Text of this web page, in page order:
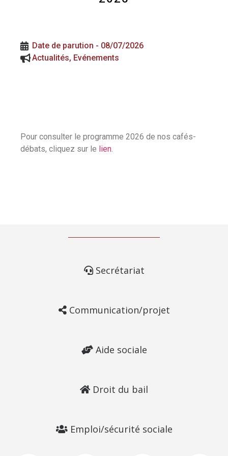
Date de parution - 08/07/2026
Actualités, Evénements
Pour consulter le programme 2026 de nos cafés-
débats, cliquez sur le lien.
Secrétariat
Communication/projet
Aide sociale
Droit du bail
Emploi/sécurité sociale